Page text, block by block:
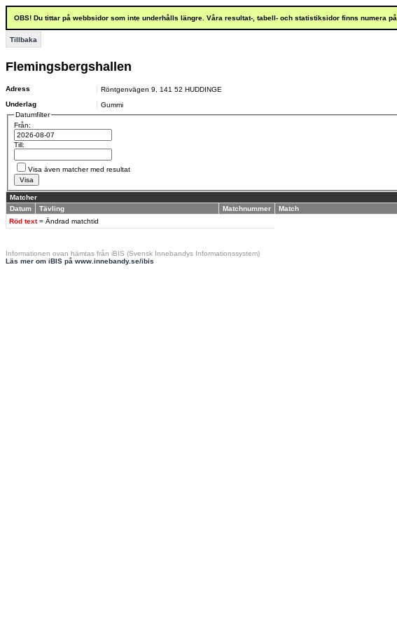
OBS! Du tittar på webbsidor som inte underhålls längre. Våra resultat-, tabell- och statistiksidor finns numera på
Tillbaka
Flemingsbergshallen
Adress Röntgenvägen 9 141 52 HUDDINGE
Underlag
Gummi
Datumfilter
Från:
Till:
Visa även matcher med resultat
Matcher
Datum
Tävling Matchnummer Match
Röd text = Ändrad matchtid
Informationen ovan hämtas från iBIS (Svensk Innebandys Informationssystem)
Läs mer om iBIS på www.innebandy.se/ibis